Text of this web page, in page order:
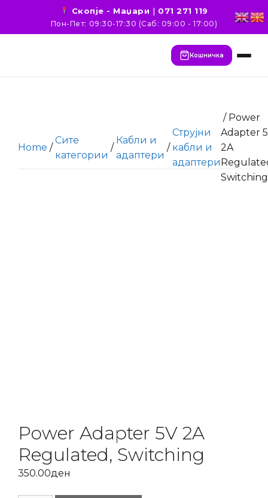
Скопје - Маџари | 071 271 119
Пон-Пет: 09:30-17:30 (Саб: 09:00 - 17:00)
Кошничка
Home /
Сите
категории
/
Кабли и
адаптери
/
Струјни
кабли и
адаптери
/ Power
Adapter
2A
Switching
Power Adapter 5V 2A
Regulated, Switching
350.00ден